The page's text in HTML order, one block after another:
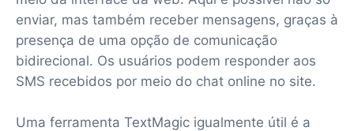
enviar, mas também receber mensagens, graças à
presença de uma opção de comunicação
bidirecional. Os usuários podem responder aos
SMS recebidos por meio do chat online no site.
Uma ferramenta TextMagic igualmente útil é a